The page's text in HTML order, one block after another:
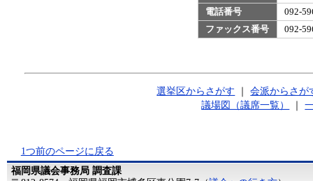
電話番号
092-
ファックス番号
092-
選挙区からさがす ｜会派からさが
議場図（議席一覧）
｜
1つ前のページに戻る
福岡県議会事務局 調査課